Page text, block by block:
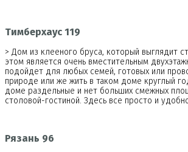
Тимберхаус 119
> Дом из клееного бруса, который выглядит
этом является очень вместительным
подойдет для любых семей, готовых или
природе или же жить в таком доме круглый
доме раздельные и нет больших смежных
столовой-гостиной. Здесь все просто и
Рязань 96